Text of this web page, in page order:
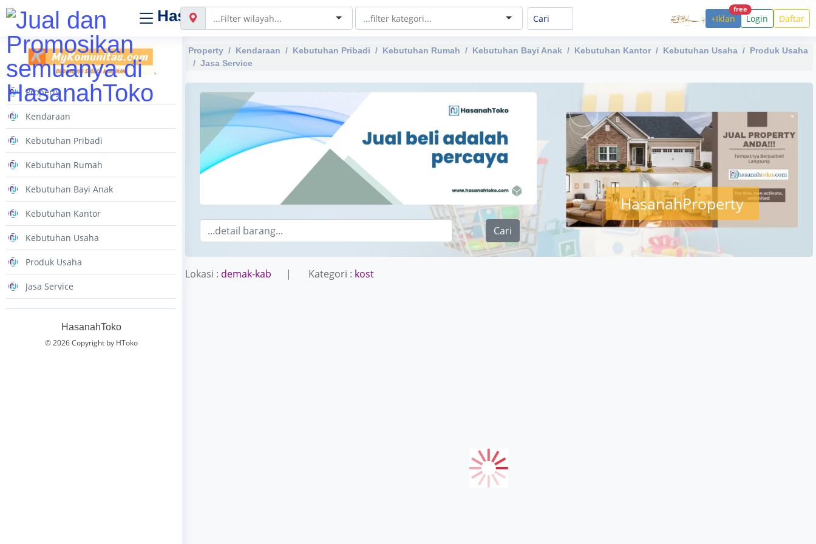
HasanahToko +Iklan
free
Login Daftar
Property Kendaraan Kebutuhan Pribadi Kebutuhan Rumah Kebutuhan Bayi Anak Kebutuhan Kantor Kebutuhan Usaha
Produk Usaha
Jasa Service
Cari
HasanahProperty
Lokasi : demak-kab | Kategori : kost
Property
Kendaraan
Kebutuhan Pribadi
Kebutuhan Rumah
Kebutuhan Bayi Anak
Kebutuhan Kantor
Kebutuhan Usaha
Produk Usaha
Jasa Service
HasanahToko
© 2026 Copyright by HToko